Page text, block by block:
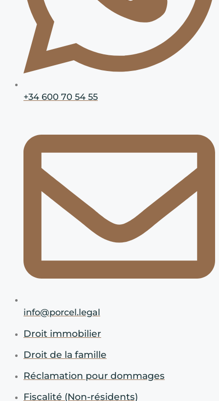
+34 600 70 54 55
info@porcel.legal
Droit immobilier
Droit de la famille
Réclamation pour dommages
Fiscalité (Non-résidents)